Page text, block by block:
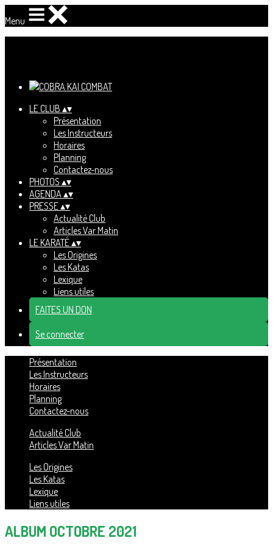
Menu
LE CLUB ▴▾
Présentation
Les Instructeurs
Horaires
Planning
Contactez-nous
PHOTOS ▴▾
AGENDA▴▾
PRESSE▴▾
Actualité Club
Articles Var Matin
LE KARATÉ▴▾
Les Origines
Les Katas
Lexique
Liens utiles
FAITES UN DON
Se connecter
Présentation
Les Instructeurs
Horaires
Planning
Contactez-nous
Actualité Club
Articles Var Matin
Les Origines
Les Katas
Lexique
Liens utiles
ALBUM OCTOBRE 2021